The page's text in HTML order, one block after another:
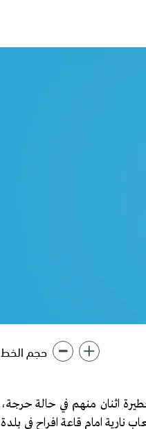
حجم الخط
خطيرة اثنان منهم في حالة حرجة،
نارية امام قاعة افراح في بلدة